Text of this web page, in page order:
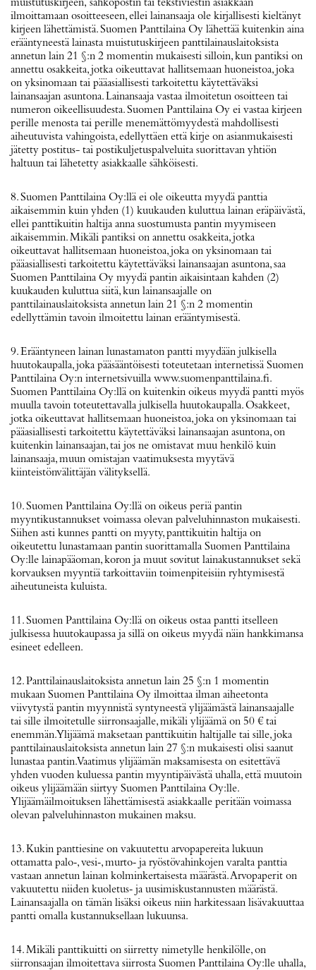
muistutuskirjeen, sähköpostin tai tekstiviestin asiakkaan
ilmoittamaan osoitteeseen,ellei lainansaaja ole kirjallisesti kieltänyt
kirjeen lähettämistä. Suomen Panttilaina Oy lähettää kuitenkin aina
erääntyneestä lainasta muistutuskirjeen panttilainauslaitoksista
annetun lain 21 §:n 2 momentin mukaisesti silloin, kun pantiksi on
annettu osakkeita, jotka oikeuttavat hallitsemaan huoneistoa, joka
on yksinomaan tai pääasiallisesti tarkoitettu käytettäväksi
lainansaajan asuntona. Lainansaaja vastaa ilmoitetun osoitteen tai
numeron oikeellisuudesta.Suomen Panttilaina Oy ei vastaa kirjeen
perille menosta tai perille menemättömyydestä mahdollisesti
aiheutuvista vahingoista, edellyttäen että kirje on asianmukaisesti
jätetty postitus- tai postikuljetuspalveluita suorittavan yhtiön
haltuun tai lähetetty asiakkaalle sähköisesti.
8. Suomen Panttilaina Oy:llä ei ole oikeutta myydä panttia
aikaisemmin kuin yhden (1) kuukauden kuluttua lainan eräpäivästä,
ellei panttikuitin haltija anna suostumusta pantin myymiseen
aikaisemmin. Mikäli pantiksi on annettu osakkeita, jotka
oikeuttavat hallitsemaan huoneistoa, joka on yksinomaan tai
pääasiallisesti tarkoitettu käytettäväksi lainansaajan asuntona, saa
Suomen Panttilaina Oy myydä pantin aikaisintaan kahden (2)
kuukauden kuluttua siitä, kun lainansaajalle on
panttilainauslaitoksista annetun lain 21 §:n 2 momentin
edellyttämin tavoin ilmoitettu lainan erääntymisestä.
9. Erääntyneen lainan lunastamaton pantti myydään julkisella
huutokaupalla, joka pääsääntöisesti toteutetaan internetissä Suomen
Panttilaina Oy:n internetsivuilla www.suomenpanttilaina.fi.
Suomen Panttilaina Oy:llä on kuitenkin oikeus myydä pantti myös
muulla tavoin toteutettavalla julkisella huutokaupalla. Osakkeet,
jotka oikeuttavat hallitsemaan huoneistoa, joka on yksinomaan tai
pääasiallisesti tarkoitettu käytettäväksi lainansaajan asuntona, on
kuitenkin lainansaajan, tai jos ne omistavat muu henkilö kuin
lainansaaja, muun omistajan vaatimuksesta myytävä
kiinteistönvälittäjän välityksellä.
10. Suomen Panttilaina Oy:llä on oikeus periä pantin
myyntikustannukset voimassa olevan palveluhinnaston mukaisesti.
Siihen asti kunnes pantti on myyty, panttikuitin haltija on
oikeutettu lunastamaan pantin suorittamalla Suomen Panttilaina
Oy:lle lainapääoman, koron ja muut sovitut lainakustannukset sekä
korvauksen myyntiä tarkoittaviin toimenpiteisiin ryhtymisestä
aiheutuneista kuluista.
11. Suomen Panttilaina Oy:llä on oikeus ostaa pantti itselleen
julkisessa huutokaupassa ja sillä on oikeus myydä näin hankkimansa
esineet edelleen.
12. Panttilainauslaitoksista annetun lain 25 §:n 1 momentin
mukaan Suomen Panttilaina Oy ilmoittaa ilman aiheetonta
viivytystä pantin myynnistä syntyneestä ylijäämästä lainansaajalle
tai sille ilmoitetulle siirronsaajalle, mikäli ylijäämä on 50 € tai
enemmän. Ylijäämä maksetaan panttikuitin haltijalle tai sille, joka
panttilainauslaitoksista annetun lain 27 §:n mukaisesti olisi saanut
lunastaa pantin. Vaatimus ylijäämän maksamisesta on esitettävä
yhden vuoden kuluessa pantin myyntipäivästä uhalla, että muutoin
oikeus ylijäämään siirtyy Suomen Panttilaina Oy:lle.
Ylijäämäilmoituksen lähettämisestä asiakkaalle peritään voimassa
olevan palveluhinnaston mukainen maksu.
13. Kukin panttiesine on vakuutettu arvopapereita lukuun
ottamatta palo‐, vesi‐, murto‐ ja ryöstövahinkojen varalta panttia
vastaan annetun lainan kolminkertaisesta määrästä. Arvopaperit on
vakuutettu niiden kuoletus‐ ja uusimiskustannusten määrästä.
Lainansaajalla on tämän lisäksi oikeus niin harkitessaan lisävakuuttaa
pantti omalla kustannuksellaan lukuunsa.
14. Mikäli panttikuitti on siirretty nimetylle henkilölle, on
siirronsaajan ilmoitettava siirrosta Suomen Panttilaina Oy:lle uhalla,